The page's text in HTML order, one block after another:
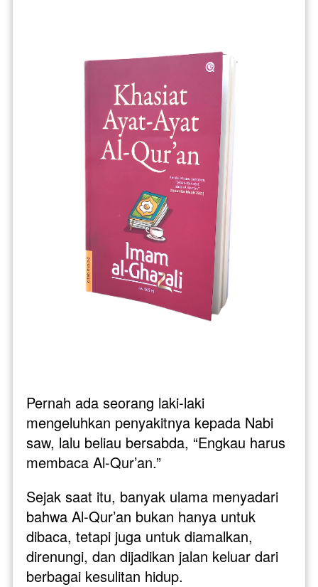
Pernah ada seorang laki-laki
mengeluhkan penyakitnya kepada Nabi
saw, lalu beliau bersabda, “Engkau harus
membaca Al-Qur’an.”
Sejak saat itu, banyak ulama menyadari
bahwa Al-Qur’an bukan hanya untuk
dibaca, tetapi juga untuk diamalkan,
direnungi, dan dijadikan jalan keluar dari
berbagai kesulitan hidup.